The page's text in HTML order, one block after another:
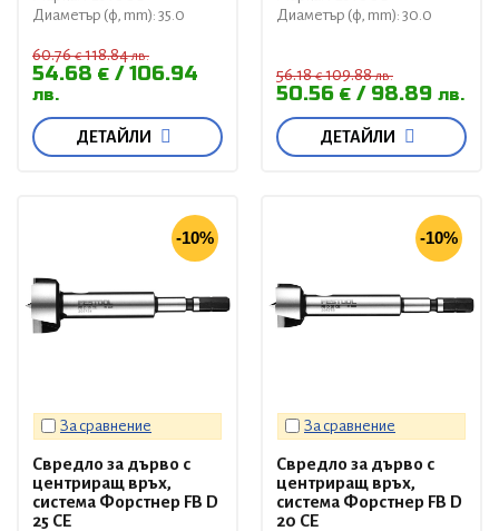
Диаметър (ф, mm): 35.0
60.76€118.84лв.
54.68 € 106.94
лв.
ДЕТАЙЛИ
Диаметър (ф, mm): 30.0
56.18€109.88лв.
50.56 € 98.89 лв.
ДЕТАЙЛИ
-10%
За сравнение
Свредло за дърво с
центриращ връх,
система Форстнер FB D
25 CE
-10%
За сравнение
Свредло за дърво с
центриращ връх,
система Форстнер FB D
20 CE